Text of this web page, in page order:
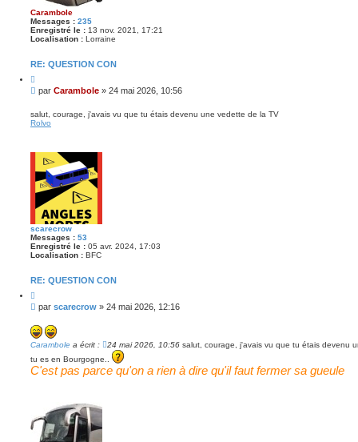
Carambole
Messages : 235
Enregistré le : 13 nov. 2021, 17:21
Localisation : Lorraine
RE: QUESTION CON
i
t
r
M
s
s
par Carambole » 24 mai 2026, 10:56
salut, courage, j'avais vu que tu étais devenu une vedette de la TV
Rolvo
scarecrow
Messages : 53
Enregistré le : 05 avr. 2024, 17:03
Localisation : BFC
RE: QUESTION CON
i
t
r
M
s
s
a
g
e
par scarecrow » 24 mai 2026, 12:16
Carambole a écrit : 24 mai 2026, 10:56 salut, courage, j'avais vu que tu étais devenu
tu es en Bourgogne..
C'est pas parce qu'on a rien à dire qu'il faut fermer sa gueule